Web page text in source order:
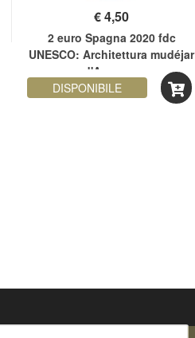
€4,50
2 euro Spagna 2020 fdc
UNESCO: Architettura mudéjar
d'Aragona
DISPONIBILE